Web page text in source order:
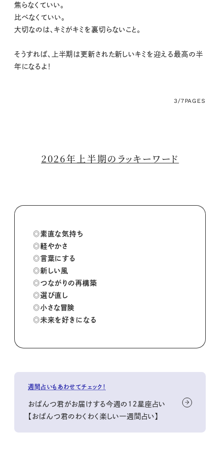
焦らなくていい。
比べなくていい。
大切なのは、キミがキミを裏切らないこと。
そうすれば、上半期は更新された新しいキミを迎える最高の半
年になるよ！
3/7PAGES
2026年上半期のラッキーワード
◎素直な気持ち
◎軽やかさ
◎言葉にする
◎新しい風
◎つながりの再構築
◎選び直し
◎小さな冒険
◎未来を好きになる
週間占いもあわせてチェック！
おぱんつ君がお届けする今週の12星座占い
【おぱんつ君のわくわく楽しい一週間占い】